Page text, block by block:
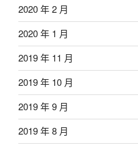
2020 年 2 月
2020 年 1 月
2019 年 11 月
2019 年 10 月
2019 年 9 月
2019 年 8 月